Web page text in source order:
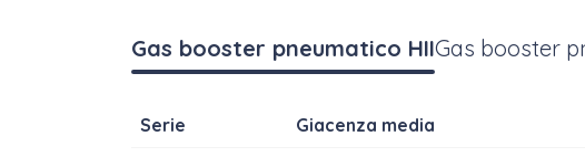
Gas booster pneumatico HIIGas booster
Serie Giacenza media